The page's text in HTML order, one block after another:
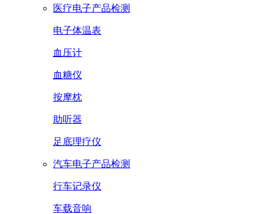
医疗电子产品检测
电子体温表
血压计
血糖仪
按摩枕
助听器
足底理疗仪
汽车电子产品检测
行车记录仪
车载音响